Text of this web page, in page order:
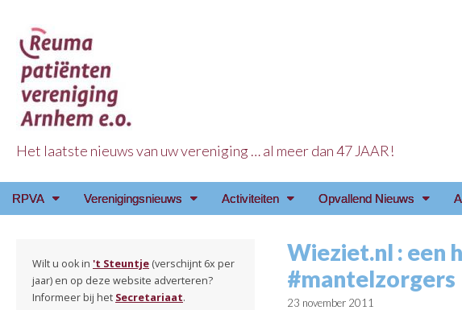
Reuma Patienten
Het laatste nieuws van uw vereniging … al meer dan 47 JAAR!
Main
Skip
RPVA Verenigingsnieuws Activiteiten Opvallend Nieuws
Wieziet.nl : een
#mantelzorgers
23 november 2011
Wilt u ook in 't Steuntje (verschijnt 6x per
jaar) en op deze website adverteren?
Informeer bij het Secretariaat.